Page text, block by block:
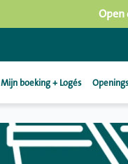
Open
Mijn boeking + Logés